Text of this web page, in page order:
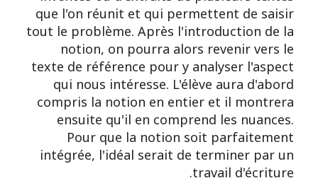
que l'on réunit et qui permettent de saisir
tout le problème. Après l'introduction de la
notion, on pourra alors revenir vers le
texte de référence pour y analyser l'aspect
qui nous intéresse. L'élève aura d'abord
compris la notion en entier et il montrera
ensuite qu'il en comprend les nuances.
Pour que la notion soit parfaitement
intégrée, l'idéal serait de terminer par un
travail d'écriture.